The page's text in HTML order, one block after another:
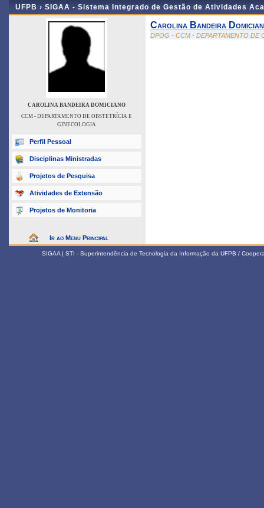
UFPB › SIGAA - Sistema Integrado de Gestão de Atividades
CAROLINA BANDEIRA DOMICIANO
CCM - DEPARTAMENTO DE OBSTETRÍCIA E
GINECOLOGIA
Perfil Pessoal
Disciplinas Ministradas
Projetos de Pesquisa
Atividades de Extensão
Projetos de Monitoria
Ir ao Menu Principal
Carolina Bandeira
DPOG - CCM - DEPARTAMENTO DE
SIGAA | STI - Superintendência de Tecnologia da Informação da UFPB /